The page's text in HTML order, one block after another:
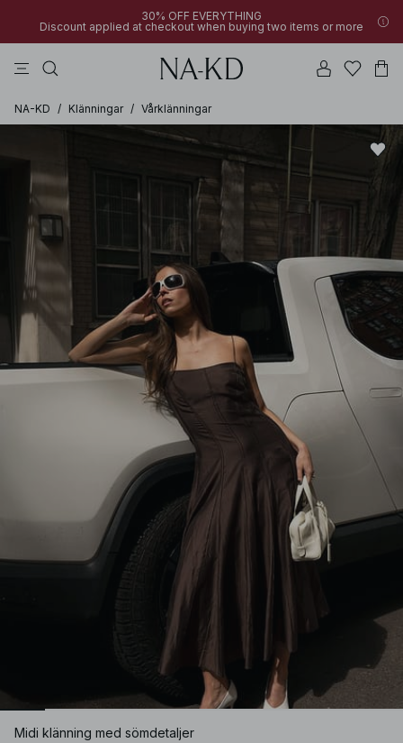
30% OFF EVERYTHING
Discount applied at checkout when buying two items or more
NA-KD / Klänningar / Vårklänningar
Midi klänning med sömdetaljer